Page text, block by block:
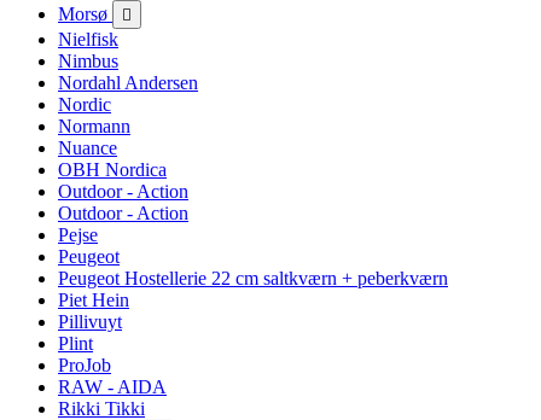
Morsø

Nielfisk
Nimbus
Nordahl Andersen
Nordic
Normann
Nuance
OBH Nordica
Outdoor - Action
Outdoor - Action
Pejse
Peugeot
Peugeot Hostellerie 22 cm saltkværn + peberkværn
Piet Hein
Pillivuyt
Plint
ProJob
RAW - AIDA
Rikki Tikki